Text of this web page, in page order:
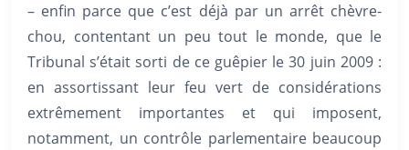
– enfin parce que c’est déjà par un arrêt chèvre-
chou, contentant un peu tout le monde, que le
Tribunal s’était sorti de ce guêpier le 30 juin 2009 :
en assortissant leur feu vert de considérations
extrêmement importantes et qui imposent,
notamment, un contrôle parlementaire beaucoup